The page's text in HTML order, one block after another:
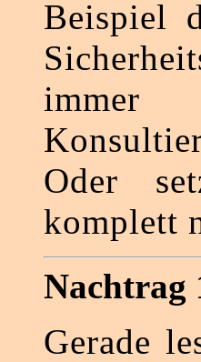
Beispiel
Oder
komplett
Nachtrag
Gerade